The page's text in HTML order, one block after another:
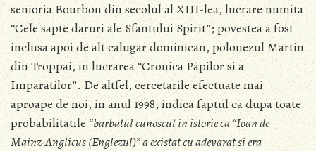
senioria Bourbon din secolul al XIII-lea, lucrare numita
“Cele sapte daruri ale Sfantului Spirit”; povestea a fost
inclusa apoi de alt calugar dominican, polonezul Martin
din Troppai, in lucrarea “Cronica Papilor si a
Imparatilor”. De altfel, cercetarile efectuate mai
aproape de noi, in anul 1998, indica faptul ca dupa toate
probabilitatile “barbatul cunoscut in istorie ca “Ioan de
Mainz-Anglicus (Englezul)” a existat cu adevarat si era